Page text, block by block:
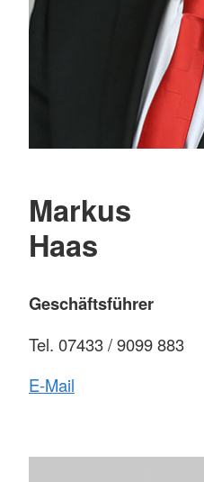
Markus
Haas
Geschäftsführer
Tel. 07433 / 9099 883
E-Mail